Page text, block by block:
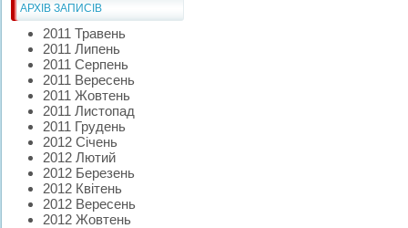
АРХІВ ЗАПИСІВ
2011 Травень
2011 Липень
2011 Серпень
2011 Вересень
2011 Жовтень
2011 Листопад
2011 Грудень
2012 Січень
2012 Лютий
2012 Березень
2012 Квітень
2012 Вересень
2012 Жовтень